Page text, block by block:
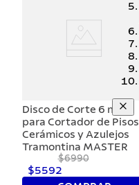
Disco de Corte 6 mm
para Cortador de Pisos
Cerámicos y Azulejos
Tramontina MASTER
$699020%
$5592